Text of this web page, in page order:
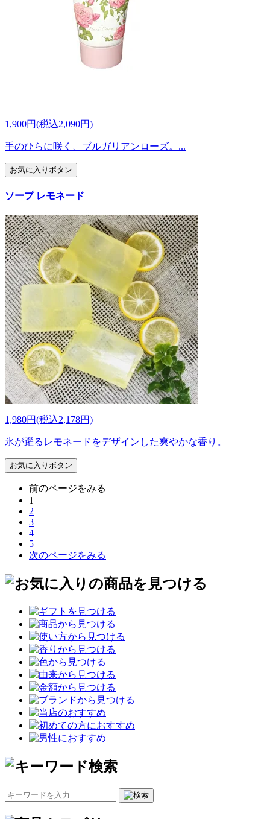
1,900円(税込2,090円)
手のひらに咲く、ブルガリアンローズ。...
お気に入りボタン
ソープ レモネード
1,980円(税込2,178円)
氷が躍るレモネードをデザインした爽やかな香り。
お気に入りボタン
前のページをみる
1
2
3
4
5
次のページをみる